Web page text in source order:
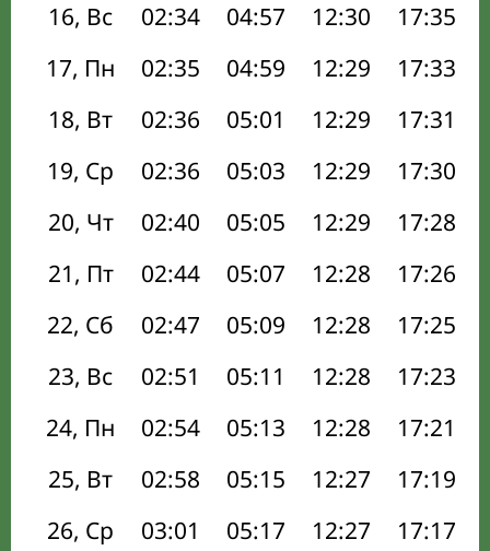
16, Вс
02:34 04:57 12:30 17:35
17, Пн
02:35 04:59 12:29 17:33
18, Вт
02:36 05:01 12:29 17:31
19, Ср
02:36 05:03 12:29 17:30
20, Чт
02:40 05:05 12:29 17:28
21, Пт
02:44 05:07 12:28 17:26
22, Сб
02:47 05:09 12:28 17:25
23, Вс
02:51 05:11 12:28 17:23
24, Пн
02:54 05:13 12:28 17:21
25, Вт
02:58 05:15 12:27 17:19
26, Ср
03:01 05:17 12:27 17:17